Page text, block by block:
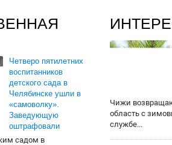
Четверо пятилетних
воспитанников
детского сада в
Челябинске ушли в
«самоволку».
Заведующую
оштрафовали
садом в
Чижи
область с
службе...